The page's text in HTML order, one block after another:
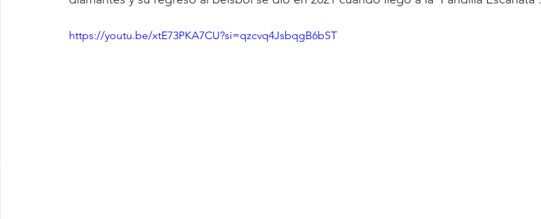
https://youtu.be/xtE73PKA7CU?si=qzcvq4JsbqgB6bST